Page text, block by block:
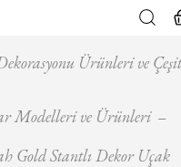
Ürünleri ve
Modelleri ve Ürünleri
Gold Stantlı Dekor Uçak